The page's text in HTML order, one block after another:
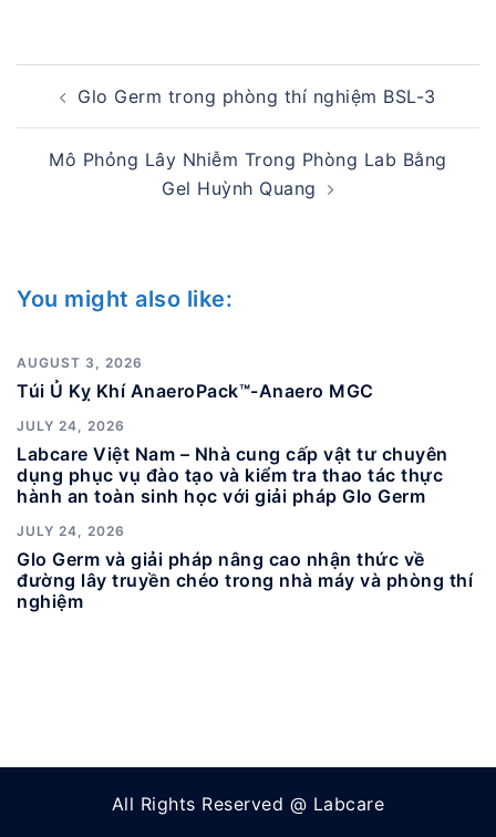
navigation
Glo Germ trong phòng thí nghiệm BSL-3
Mô Phỏng Lây Nhiễm Trong Phòng Lab Bằng
Gel Huỳnh Quang
You might also like:
AUGUST 3, 2026
Túi Ủ Kỵ Khí AnaeroPack™-Anaero MGC
JULY 24, 2026
Labcare Việt Nam – Nhà cung cấp vật tư chuyên
dụng phục vụ đào tạo và kiểm tra thao tác thực
hành an toàn sinh học với giải pháp Glo Germ
JULY 24, 2026
Glo Germ và giải pháp nâng cao nhận thức về
đường lây truyền chéo trong nhà máy và phòng thí
nghiệm
All Rights Reserved @ Labcare